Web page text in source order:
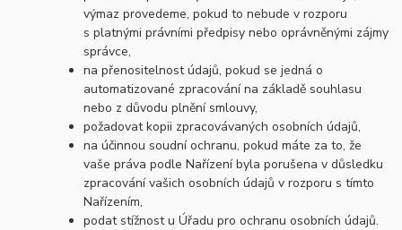
výmaz provedeme, pokud to nebude v rozporu
s platnými právními předpisy nebo oprávněnými zájmy
správce,
na přenositelnost údajů, pokud se jedná o
automatizované zpracování na základě souhlasu
nebo z důvodu plnění smlouvy,
požadovat kopii zpracovávaných osobních údajů,
na účinnou soudní ochranu, pokud máte za to, že
vaše práva podle Nařízení byla porušena v důsledku
zpracování vašich osobních údajů v rozporu s tímto
Nařízením,
podat stížnost u Úřadu pro ochranu osobních údajů.